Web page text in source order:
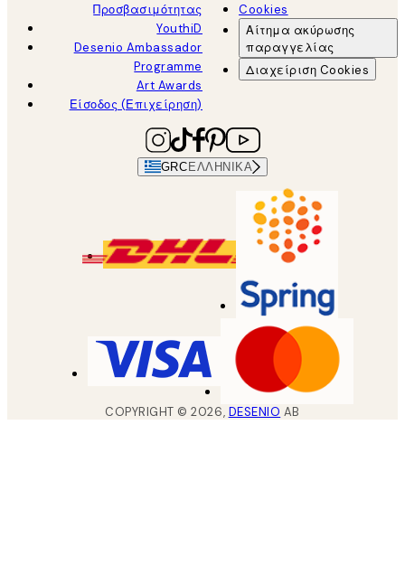
Προσβασιμότητας
YouthiD
Desenio Ambassador
Programme
Art Awards
Είσοδος (Επιχείρηση)
Cookies
Αίτημα ακύρωσης
παραγγελίας
Διαχείριση Cookies
GRC ΕΛΛΗΝΙΚΆ
COPYRIGHT ©2026, DESENIO AB